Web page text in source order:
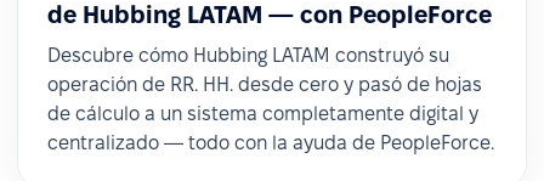
de Hubbing LATAM — con PeopleForce
Descubre cómo Hubbing LATAM construyó su
operación de RR. HH. desde cero y pasó de hojas
de cálculo a un sistema completamente digital y
centralizado — todo con la ayuda de PeopleForce.